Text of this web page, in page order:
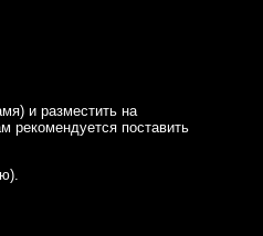
и разместить на
рекомендуется поставить